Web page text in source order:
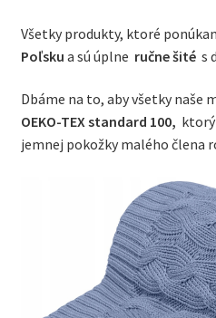
Všetky produkty, ktoré
Poľsku a sú úplne ručne šités
Dbáme na to, aby všetky naše
OEKO-TEX standard 100, ktorý
jemnej pokožky malého člena